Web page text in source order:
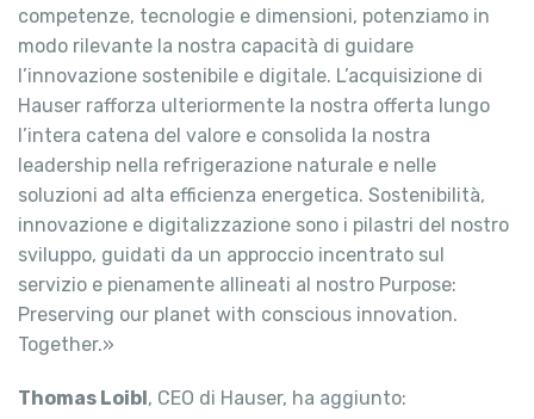
competenze, tecnologie e dimensioni, potenziamo in
modo rilevante la nostra capacità di guidare
l’innovazione sostenibile e digitale. L’acquisizione di
Hauser rafforza ulteriormente la nostra offerta lungo
l’intera catena del valore e consolida la nostra
leadership nella refrigerazione naturale e nelle
soluzioni ad alta efficienza energetica. Sostenibilità,
innovazione e digitalizzazione sono i pilastri del nostro
sviluppo, guidati da un approccio incentrato sul
servizio e pienamente allineati al nostro Purpose:
Preserving our planet with conscious innovation.
Together.»
Thomas Loibl, CEO di Hauser, ha aggiunto: